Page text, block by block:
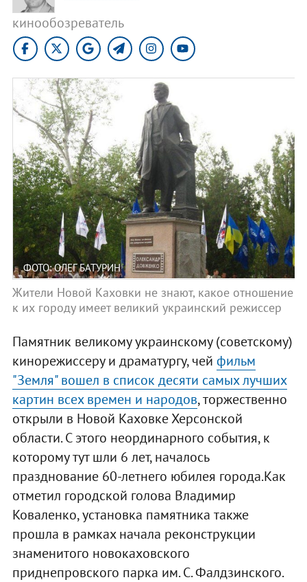
кинообозреватель
ФОТО: ОЛЕГ БАТУРИН
Жители Новой Каховки не знают, какое отношение
к их городу имеет великий украинский режиссер
Памятник великому украинскому (советскому)
кинорежиссеру и драматургу, чей фильм
"Земля" вошел в список десяти самых лучших
картин всех времен и народов, торжественно
открыли в Новой Каховке Херсонской
области. С этого неординарного события, к
которому тут шли 6 лет, началось
празднование 60-летнего юбилея города.Как
отметил городской голова Владимир
Коваленко, установка памятника также
прошла в рамках начала реконструкции
знаменитого новокаховского
приднепровского парка им. С. Фалдзинского.